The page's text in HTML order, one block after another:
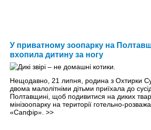
У приватному зоопарку на
вхопила дитину за ногу
Нещодавно, 21 липня, родина з Охтирки
двома малолітніми дітьми приїхала до
Полтавщині, щоб подивитися на диких
мінізоопарку на території готельно-
«Сапфір». >>